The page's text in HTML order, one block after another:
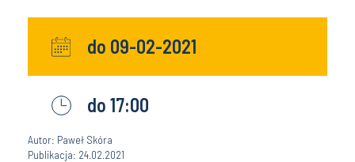
do 09-02-2021
do 17:00
Autor: Paweł Skóra
Publikacja: 24.02.2021